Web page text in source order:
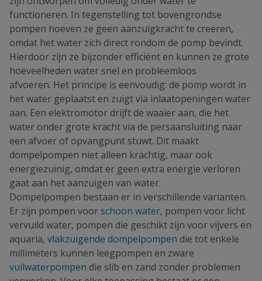
functioneren. In tegenstelling tot bovengrondse
pompen hoeven ze geen aanzuigkracht te creëren,
omdat het water zich direct rondom de pomp bevindt.
Hierdoor zijn ze bijzonder efficiënt en kunnen ze grote
hoeveelheden water snel en probleemloos
afvoeren. Het principe is eenvoudig: de pomp wordt in
het water geplaatst en zuigt via inlaatopeningen water
aan. Een elektromotor drijft de waaier aan, die het
water onder grote kracht via de persaansluiting naar
een afvoer of opvangpunt stuwt. Dit maakt
dompelpompen niet alleen krachtig, maar ook
energiezuinig, omdat er geen extra energie verloren
gaat aan het aanzuigen van water.
Dompelpompen bestaan er in verschillende varianten.
Er zijn pompen voorschoon water, pompen voor licht
vervuild water, pompen die geschikt zijn voor vijvers en
aquaria, vlakzuigende dompelpompen die tot enkele
millimeters kunnen leegpompen en zware
vuilwaterpompen die slib en zand zonder problemen